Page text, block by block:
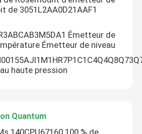
d'énergie superflu
de commande
de 3051L2AA0D21AAF1
Émetteur de
Émetteur de niveau
haute pression
Quantum